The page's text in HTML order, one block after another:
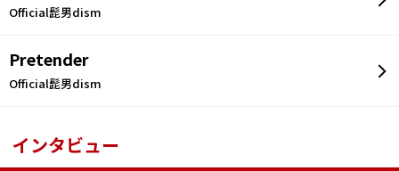
Official髭男dism
Pretender
Official髭男dism
インタビュー